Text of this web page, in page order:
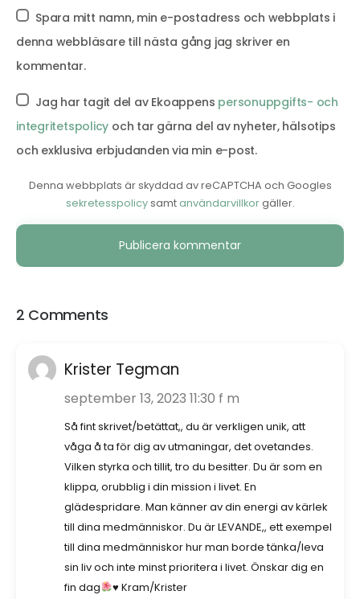
Spara mitt namn, min e-postadress och webbplats i
denna webbläsare till nästa gång jag skriver en
kommentar.
Jag har tagit del av Ekoappens personuppgifts- och
integritetspolicy och tar gärna del av nyheter, hälsotips
och exklusiva erbjudanden via min e-post.
Denna webbplats är skyddad av reCAPTCHA och Googles
sekretesspolicysamtanvändarvillkorgäller.
Alternative:
2 Comments
Krister Tegman
september 13, 2023 11:30 f m
Så fint skrivet/betättat,, du är verkligen unik, att
våga å ta för dig av utmaningar, det ovetandes.
Vilken styrka och tillit, tro du besitter. Du är som en
klippa, orubblig i din mission i livet. En
glädespridare. Man känner av din energi av kärlek
till dina medmänniskor. Du är LEVANDE,, ett exempel
till dina medmänniskor hur man borde tänka/leva
sin liv och inte minst prioritera i livet. Önskar dig en
fin dag
♥️ Kram/Krister